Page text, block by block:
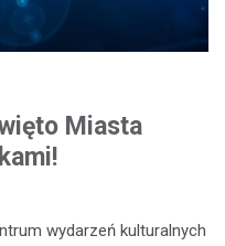
Miasta
wydarzeń kulturalnych